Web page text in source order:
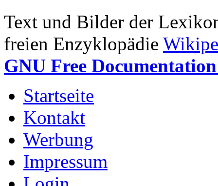
Text und Bilder der
freien Enzyklopädie
GNU Free
Startseite
Kontakt
Werbung
Impressum